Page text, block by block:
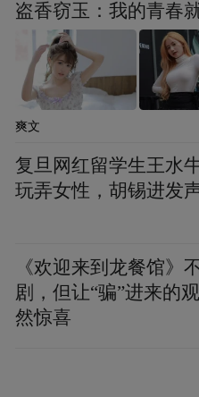
盗香窃玉：我的青春
爽文
复旦网红留学生王水
玩弄女性，胡锡进发
《欢迎来到龙餐馆》
剧，但让“骗”进来的
然惊喜